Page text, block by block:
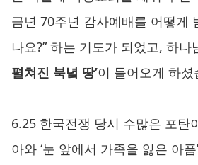
금년 70주년 감사예배를 어떻게
나요?” 하는 기도가 되었고, 하나
펼쳐진 북녘 땅’이 들어오게 하셨
6.25 한국전쟁 당시 수많은 포탄
아와 ‘눈 앞에서 가족을 잃은 아